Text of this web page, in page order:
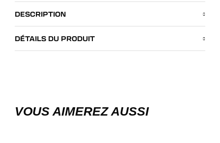
DESCRIPTION
DÉTAILS DU PRODUIT
VOUS AIMEREZ AUSSI